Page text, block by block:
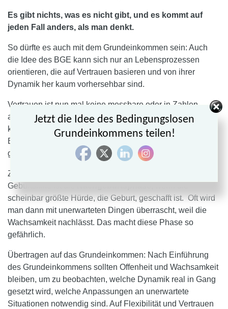
Es gibt nichts, was es nicht gibt, und es kommt auf
jeden Fall anders, als man denkt.
So dürfte es auch mit dem Grundeinkommen sein: Auch
die Idee des BGE kann sich nur an Lebensprozessen
orientieren, die auf Vertrauen basieren und von ihrer
Dynamik her kaum vorhersehbar sind.
Vertrauen ist nun mal keine messbare oder in Zahlen
ausdrückbare Größe. Niemand wird vorausberechnen
können, welche Dynamik die Einführung eines
Bedingungslosen Grundeinkommens auslösen wird, ganz
gleich, was man dazu alles vorher durchgerechnet hat.
Zum Schluss noch dies: Die gefährlichste Phase in der
Geburtshilfe ist die
scheinbar größte Hürde, die Geburt, geschafft ist. Oft wird
man dann mit unerwarteten Dingen überrascht, weil die
Wachsamkeit nachlässt. Das macht diese Phase so
gefährlich.
Übertragen auf das Grundeinkommen: Nach Einführung
des Grundeinkommens sollten Offenheit und Wachsamkeit
bleiben, um zu beobachten, welche Dynamik real in Gang
gesetzt wird, welche Anpassungen an unerwartete
Situationen notwendig sind. Auf Flexibilität und Vertrauen
Jetzt die Idee des Bedingungslosen
Grundeinkommens teilen!